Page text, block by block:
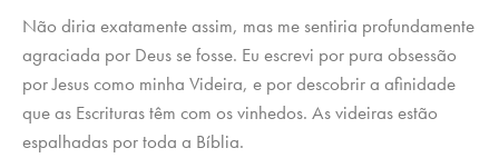
Não diria exatamente assim, mas me sentiria profundamente
agraciada por Deus se fosse. Eu escrevi por pura obsessão
por Jesus como minha Videira, e por descobrir a afinidade
que as Escrituras têm com os vinhedos. As videiras estão
espalhadas por toda a Bíblia.